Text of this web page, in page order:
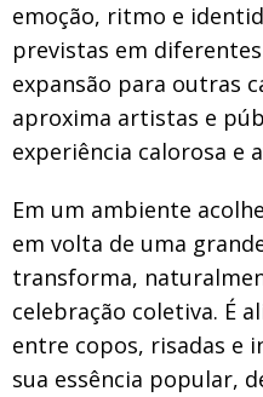
emoção, ritmo e
previstas em
expansão para outras
aproxima artistas e
experiência calorosa e
Em um ambiente
em volta de uma
transforma,
celebração coletiva. É
entre copos, risadas e
sua essência popular,